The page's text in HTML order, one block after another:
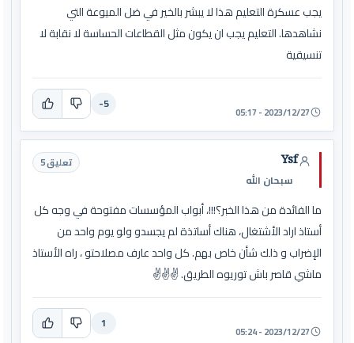
يجب عسكرة التعليم هذا لا يبشر بالخير في ضل الميوعة التي
نشاهدها. التعليم يجب ان يكون مثل القطاعات الحساسة لا نقابة لا
تنسيقية
2023/12/27 - 05:17
-5
Ysf
سبحان الله
تعليق 5
ما الفائدة من هذا الخبر؟!!!، أبواب المؤسسات مفتوحة في وجه كل
أستاذ اراد الأشتغال، هناك أساتذة لم يجسدو ولو يوم واحد من
الإضراب و ذلك شأن خاص بهم. كل واحد عارف مصلاحتو ، راه الأستاذ
ماشي قاصر باش توريوه الطريق. ✌️✌️✌️
2023/12/27 - 05:24
1